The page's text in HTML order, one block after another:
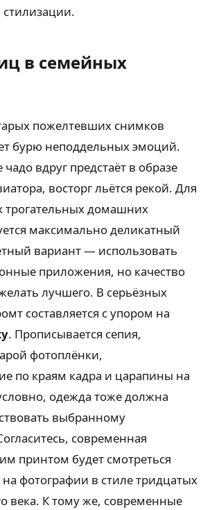
в семейных
пожелтевших снимков
бурю неподдельных эмоций.
вдруг предстаёт в образе
восторг льётся рекой. Для
трогательных домашних
максимально деликатный
вариант — использовать
приложения, но качество
лучшего. В серьёзных
составляется с упором на
. Прописывается сепия,
фотоплёнки,
по краям кадра и царапины на
одежда тоже должна
выбранному
современная
принтом будет смотреться
фотографии в стиле тридцатых
века. К тому же, современные